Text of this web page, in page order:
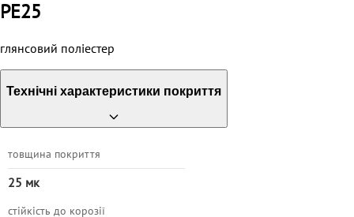
PE25
глянсовий поліестер
Технічні характеристики покриття
товщина покриття
25 мк
стійкість до корозії